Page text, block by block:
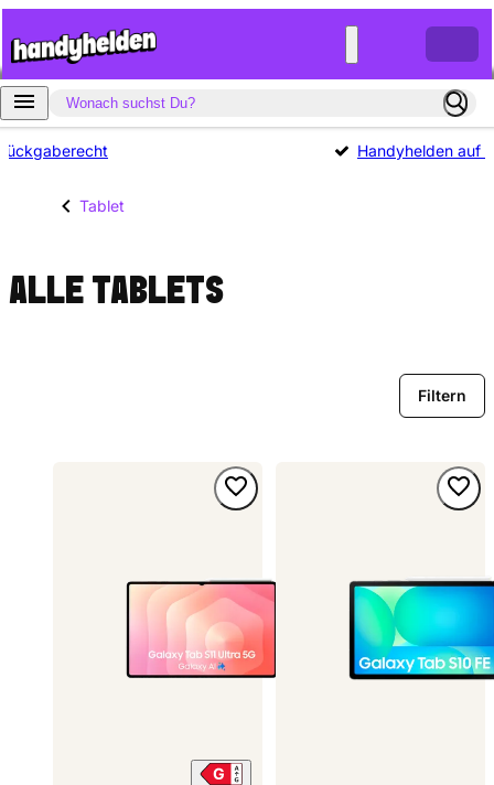
Handyhelden auf
Tablet
ALLE TABLETS
Filtern